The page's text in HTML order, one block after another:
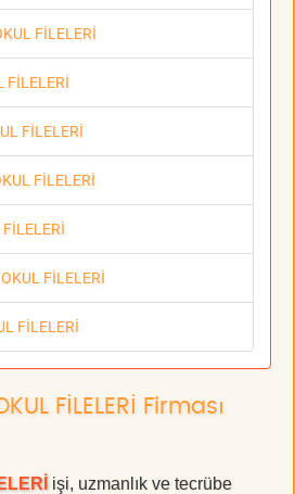
FİLELERİ
FİLELERİ
FİLELERİ
FİLELERİ
FİLELERİ
FİLELERİ
FİLELERİ Firması
işi, uzmanlık ve tecrübe